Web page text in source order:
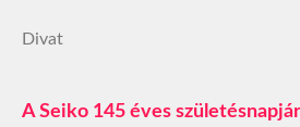
Divat
A Seiko 145 éves